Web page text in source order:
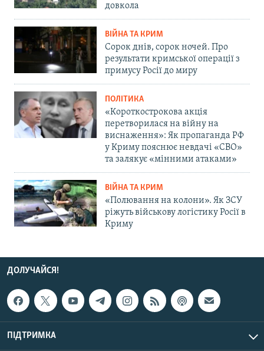
довкола
ВІЙНА ТА КРИМ
Сорок днів, сорок ночей. Про
результати кримської операції з
примусу Росії до миру
ПОЛІТИКА
«Короткострокова акція
перетворилася на війну на
виснаження»: Як пропаганда РФ
у Криму пояснює невдачі «СВО»
та залякує «мінними атаками»
ВІЙНА ТА КРИМ
«Полювання на колони». Як ЗСУ
ріжуть військову логістику Росії в
Криму
ДОЛУЧАЙСЯ!
ПІДТРИМКА